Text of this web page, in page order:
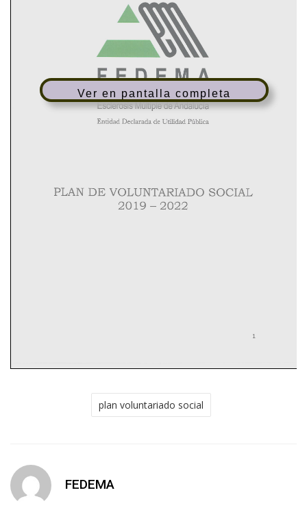
Ver en pantalla completa
plan voluntariado social
FEDEMA